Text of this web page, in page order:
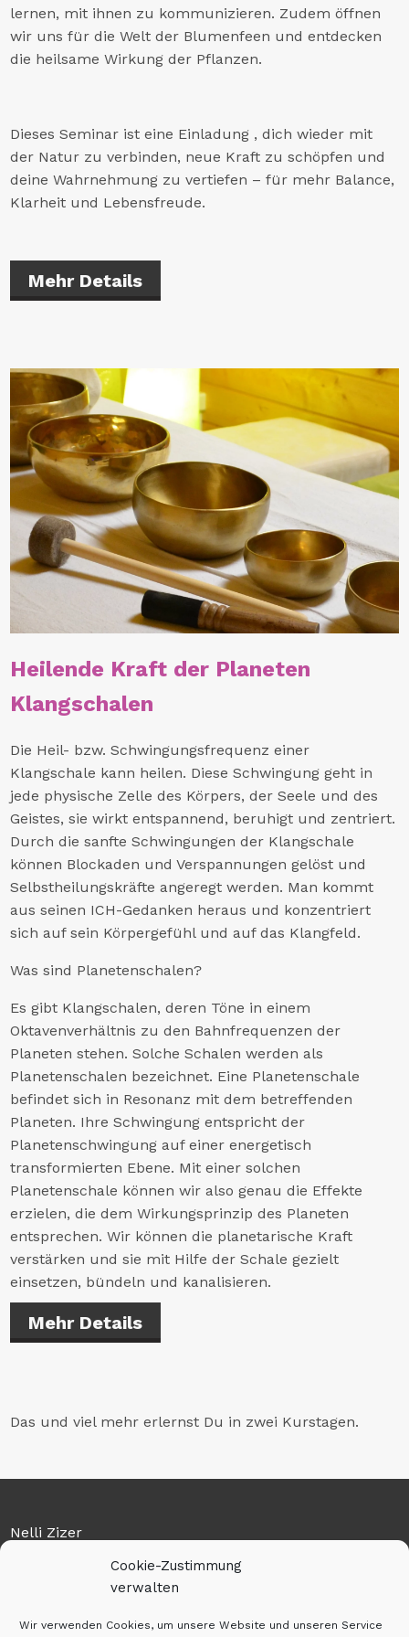
Cookie-Zustimmung
verwalten
Wir verwenden Cookies, um unsere Website und unseren Service
lernen, mit ihnen zu kommunizieren. Zudem öffnen
wir uns für die Welt der Blumenfeen und entdecken
die heilsame Wirkung der Pflanzen.
Dieses Seminar ist eine Einladung , dich wieder mit
der Natur zu verbinden, neue Kraft zu schöpfen und
deine Wahrnehmung zu vertiefen – für mehr Balance,
Klarheit und Lebensfreude.
Mehr Details
Heilende Kraft der Planeten
Klangschalen
Die Heil- bzw. Schwingungsfrequenz einer
Klangschale kann heilen. Diese Schwingung geht in
jede physische Zelle des Körpers, der Seele und des
Geistes, sie wirkt entspannend, beruhigt und zentriert.
Durch die sanfte Schwingungen der Klangschale
können Blockaden und Verspannungen gelöst und
Selbstheilungskräfte angeregt werden. Man kommt
aus seinen ICH-Gedanken heraus und konzentriert
sich auf sein Körpergefühl und auf das Klangfeld.
Was sind Planetenschalen?
Es gibt Klangschalen, deren Töne in einem
Oktavenverhältnis zu den Bahnfrequenzen der
Planeten stehen. Solche Schalen werden als
Planetenschalen bezeichnet. Eine Planetenschale
befindet sich in Resonanz mit dem betreffenden
Planeten. Ihre Schwingung entspricht der
Planetenschwingung auf einer energetisch
transformierten Ebene. Mit einer solchen
Planetenschale können wir also genau die Effekte
erzielen, die dem Wirkungsprinzip des Planeten
entsprechen. Wir können die planetarische Kraft
verstärken und sie mit Hilfe der Schale gezielt
einsetzen, bündeln und kanalisieren.
Mehr Details
Das und viel mehr erlernst Du in zwei Kurstagen.
Nelli Zizer
Am Flugplatz 7
Tel: 0159-01128263